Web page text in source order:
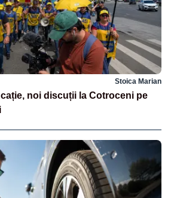
Stoica Marian
noi discuții la Cotroceni pe